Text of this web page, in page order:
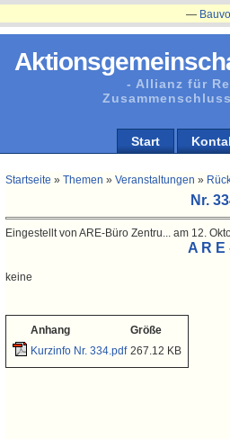
- Allianz für
Start
Startseite » Themen » Veranstaltungen »
Nr.
Eingestellt von ARE-Büro Zentru... am 12.
A R
keine
Anhang
Größe
Kurzinfo Nr. 334.pdf 267.12 KB